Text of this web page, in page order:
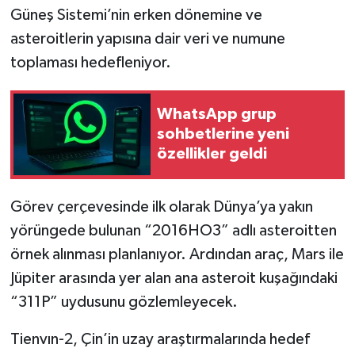
Güneş Sistemi’nin erken dönemine ve
asteroitlerin yapısına dair veri ve numune
toplaması hedefleniyor.
WhatsApp grup
sohbetlerine yeni
özellikler geldi
Görev çerçevesinde ilk olarak Dünya’ya yakın
yörüngede bulunan “2016HO3” adlı asteroitten
örnek alınması planlanıyor. Ardından araç, Mars ile
Jüpiter arasında yer alan ana asteroit kuşağındaki
“311P” uydusunu gözlemleyecek.
Tienvın-2, Çin’in uzay araştırmalarında hedef
Sağlık
Şaphane
Simav
Siyaset
Spor
Tavşanlı
Teknoloji
Video Galeri